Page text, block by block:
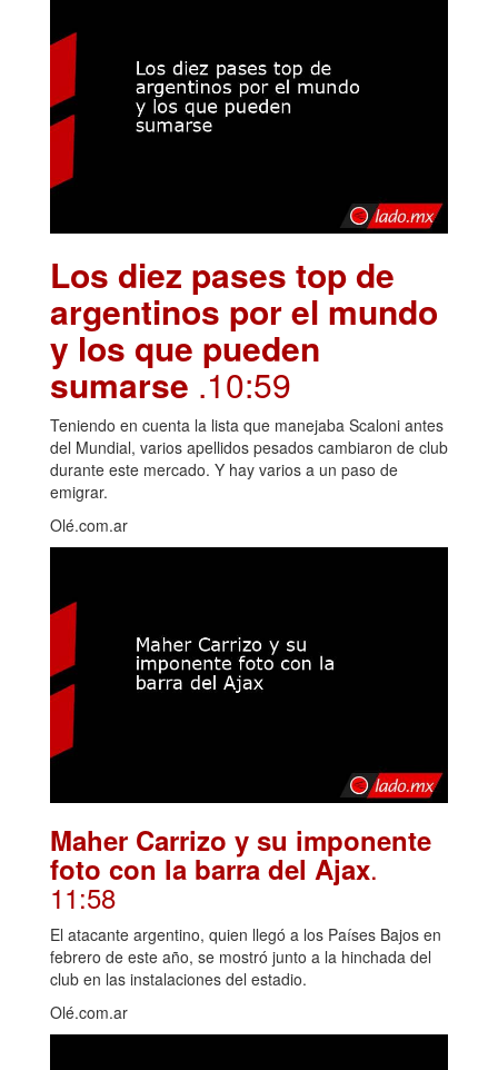
Los diez pases top de
argentinos por el mundo
y los que pueden
sumarse .10:59
Teniendo en cuenta la lista que manejaba Scaloni antes
del Mundial, varios apellidos pesados cambiaron de club
durante este mercado. Y hay varios a un paso de
emigrar.
Olé.com.ar
Maher Carrizo y su imponente
foto con la barra del Ajax.
11:58
El atacante argentino, quien llegó a los Países Bajos en
febrero de este año, se mostró junto a la hinchada del
club en las instalaciones del estadio.
Olé.com.ar